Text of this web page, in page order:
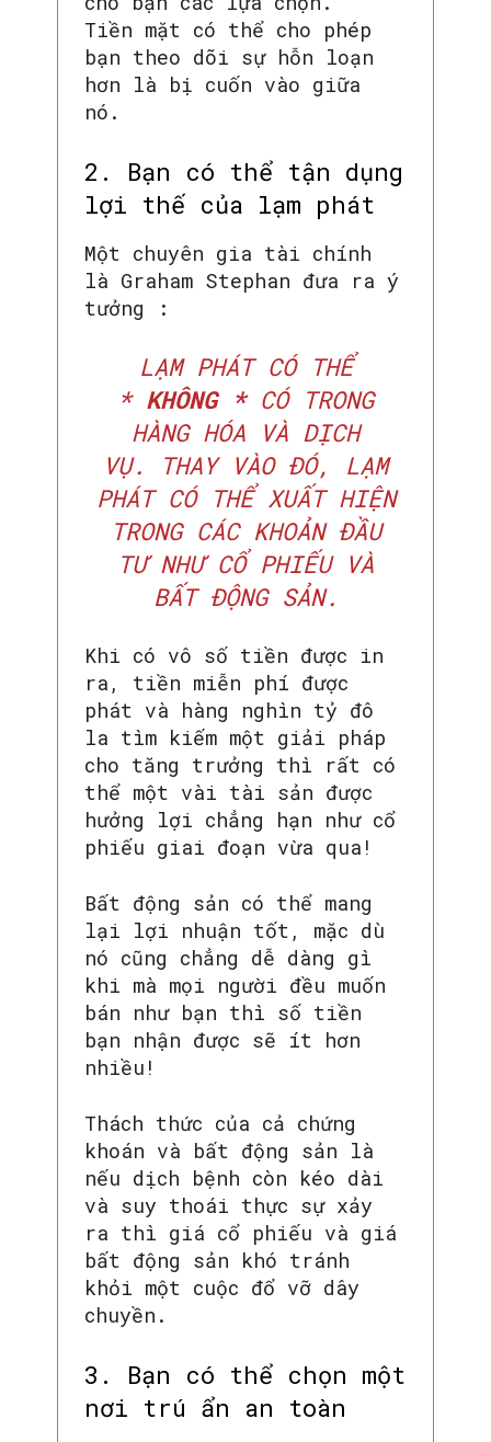
Tiền mặt có thể cho phép
bạn theo dõi sự hỗn loạn
hơn là bị cuốn vào giữa
nó.
2. Bạn có thể tận dụng
lợi thế của lạm phát
Một chuyên gia tài chính
là Graham Stephan đưa ra ý
tưởng :
LẠM PHÁT CÓ THỂ
* KHÔNG *CÓ TRONG
HÀNG HÓA VÀ DỊCH
VỤ. THAY VÀO ĐÓ, LẠM
PHÁT CÓ THỂ XUẤT HIỆN
TRONG CÁC KHOẢN ĐẦU
TƯ NHƯ CỔ PHIẾU VÀ
BẤT ĐỘNG SẢN.
Khi có vô số tiền được in
ra, tiền miễn phí được
phát và hàng nghìn tỷ đô
la tìm kiếm một giải pháp
cho tăng trưởng thì rất có
thể một vài tài sản được
hưởng lợi chẳng hạn như cổ
phiếu giai đoạn vừa qua!
Bất động sản có thể mang
lại lợi nhuận tốt, mặc dù
nó cũng chẳng dễ dàng gì
khi mà mọi người đều muốn
bán như bạn thì số tiền
bạn nhận được sẽ ít hơn
nhiều!
Thách thức của cả chứng
khoán và bất động sản là
nếu dịch bệnh còn kéo dài
và suy thoái thực sự xảy
ra thì giá cổ phiếu và giá
bất động sản khó tránh
khỏi một cuộc đổ vỡ dây
chuyền.
3. Bạn có thể chọn một
nơi trú ẩn an toàn